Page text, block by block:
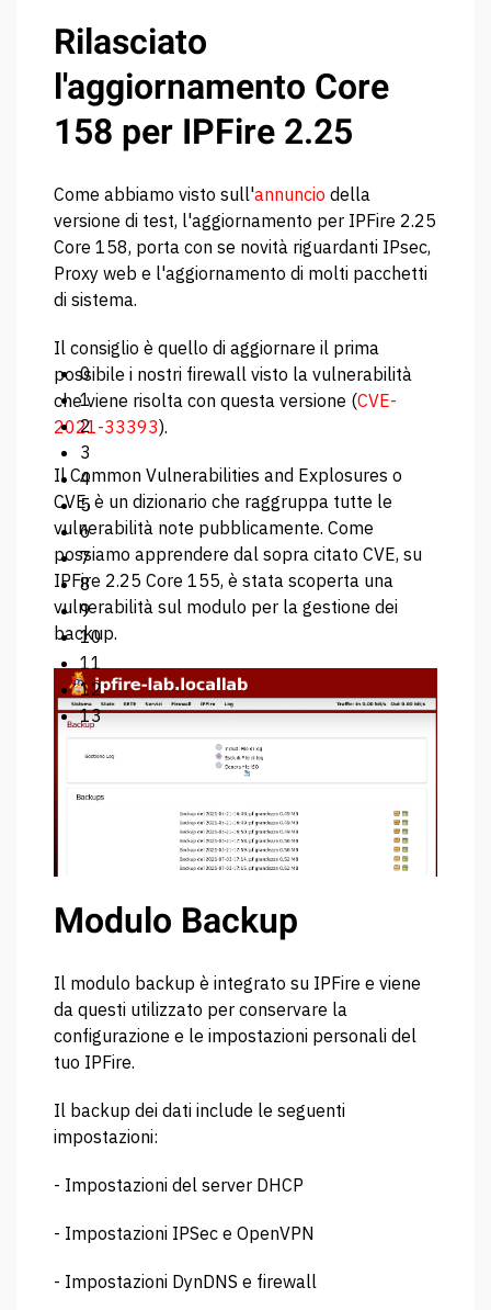
0
1
2
3
4
5
6
7
8
9
10
11
12
13
Rilasciato
l'aggiornamento Core
158 per IPFire 2.25
Come abbiamo visto sull'annuncio della
versione di test, l'aggiornamento per IPFire 2.25
Core 158, porta con se novità riguardanti IPsec,
Proxy web e l'aggiornamento di molti pacchetti
di sistema.
Il consiglio è quello di aggiornare il prima
possibile i nostri firewall visto la vulnerabilità
che viene risolta con questa versione (CVE-
2021-33393).
Il Common Vulnerabilities and Explosures o
CVE, è un dizionario che raggruppa tutte le
vulnerabilità note pubblicamente. Come
possiamo apprendere dal sopra citato CVE, su
IPFire 2.25 Core 155, è stata scoperta una
vulnerabilità sul modulo per la gestione dei
backup.
Modulo Backup
Il modulo backup è integrato su IPFire e viene
da questi utilizzato per conservare la
configurazione e le impostazioni personali del
tuo IPFire.
Il backup dei dati include le seguenti
impostazioni:
- Impostazioni del server DHCP
- Impostazioni IPSec e OpenVPN
- Impostazioni DynDNS e firewall